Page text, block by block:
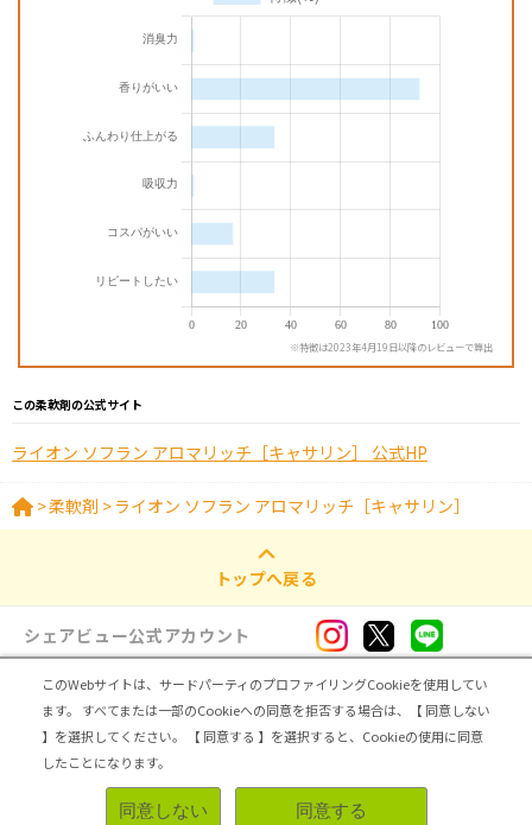
※特徴は2023年4月19日以降のレビューで算出
この柔軟剤の公式サイト
ライオン ソフラン アロマリッチ［キャサリン］ 公式HP
>柔軟剤 >ライオン ソフラン アロマリッチ［キャサリン］
トップへ戻る
シェアビュー公式アカウント
ログイン・新規登録
トップ | シェアビューとは レビュアー向け シェアビューインタビュー | カテゴリ一覧
運営会社 | 個人情報の取扱いについて
無料登録＆レビューで100ポイント
このWebサイトは、サードパーティのプロファイリングCookieを使用してい
ます。
すべてまたは一部のCookieへの同意を拒否する場合は、【 同意しない
】を選択してください。
【 同意する 】を選択すると、Cookieの使用に同意
したことになります。
同意しない 同意する